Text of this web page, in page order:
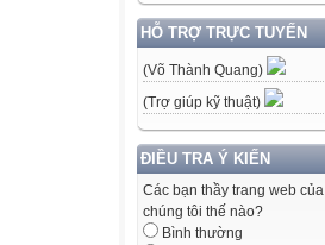
HỖ TRỢ TRỰC TUYẾN
(Võ Thành Quang)
(Trợ giúp kỹ thuật)
ĐIỀU TRA Ý KIẾN
Các bạn thầy trang web của
chúng tôi thế nào?
Bình thường